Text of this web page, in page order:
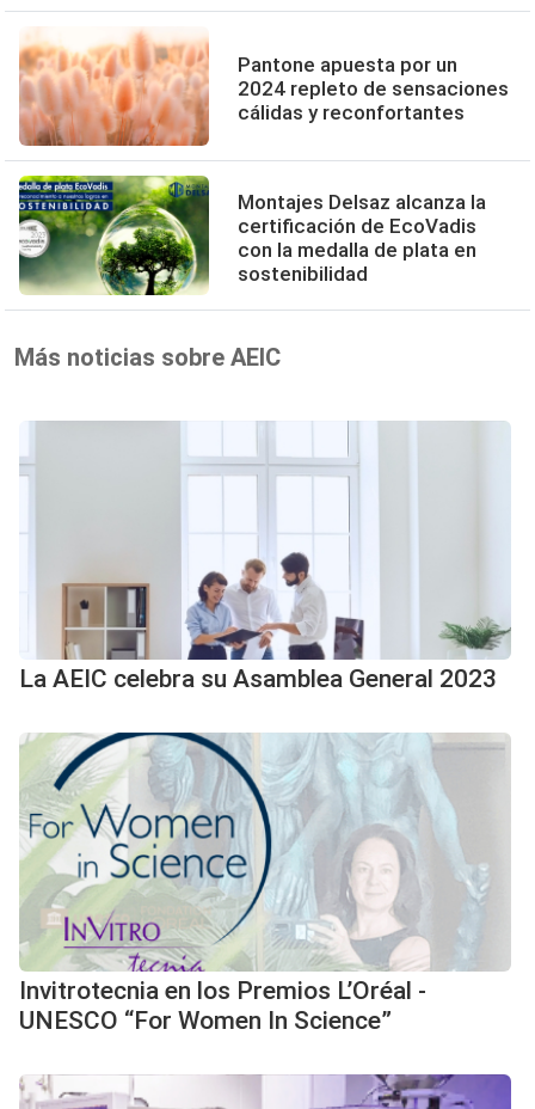
Pantone apuesta por un
2024 repleto de sensaciones
cálidas y reconfortantes
Montajes Delsaz alcanza la
certificación de EcoVadis
con la medalla de plata en
sostenibilidad
Más noticias sobre AEIC
La AEIC celebra su Asamblea General 2023
Invitrotecnia en los Premios L’Oréal -
UNESCO “For Women In Science”